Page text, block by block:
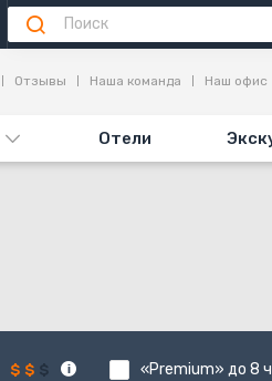
Отели
Отзывы Наша команда Наш офис
«Premium» до 8